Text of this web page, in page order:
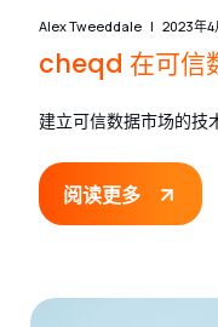
cheqd 在可信
建立可信数据市场的技
阅读更多
Alex Tweeddale 2023年4